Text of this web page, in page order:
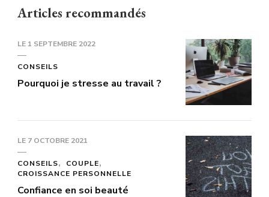
Articles recommandés
LE 1 SEPTEMBRE 2022
CONSEILS
Pourquoi je stresse au travail ?
LE 7 OCTOBRE 2021
CONSEILS
COUPLE
CROISSANCE PERSONNELLE
Confiance en soi beauté